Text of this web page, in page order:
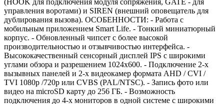
(HOOK для подключения модуля сопряжения, GATE - для
управления воротами) и SIREN (внешний оповещатель для
дублирования вызова). ОСОБЕННОСТИ: - Работа с
мобильным приложением Smart Life. - Тонкий миниатюрный
корпус. - Обновленный чипсет с более высокой
производительностью и отзывчивостью интерфейса. -
Высококачественный сенсорный дисплей IPS с широкими
углами обзора и разрешением 1024х600. - Подключение 2-х
вызывных панелей и 2-х видеокамер формата AHD / CVI /
TVI 1080p /720p или CVBS (PAL/NTSC). - Запись фото или
видео на microSD карту до 256 ГБ. - Возможность
подключения до 4-х мониторов в одной системе с широкими